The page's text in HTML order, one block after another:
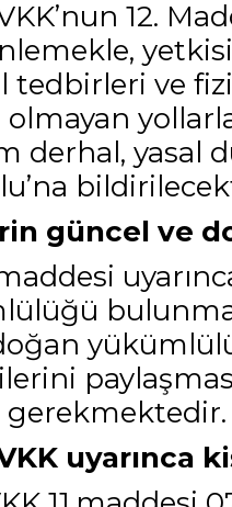
12.
tedbirleri ve
derhal, yasal
güncel ve
uyarınca